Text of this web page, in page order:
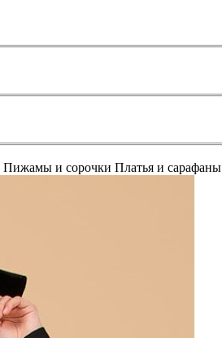
Пижамы и сорочки Платья и сарафаны